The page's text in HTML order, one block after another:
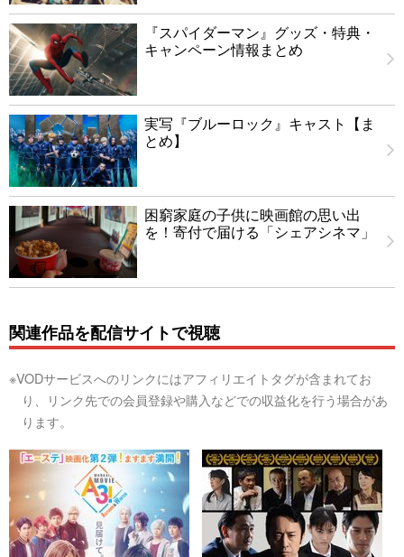
『スパイダーマン』グッズ・特典・
キャンペーン情報まとめ
実写『ブルーロック』キャスト【ま
とめ】
困窮家庭の子供に映画館の思い出
を！寄付で届ける「シェアシネマ」
関連作品を配信サイトで視聴
※VODサービスへのリンクにはアフィリエイトタグが含まれてお
り、リンク先での会員登録や購入などでの収益化を行う場合があ
ります。